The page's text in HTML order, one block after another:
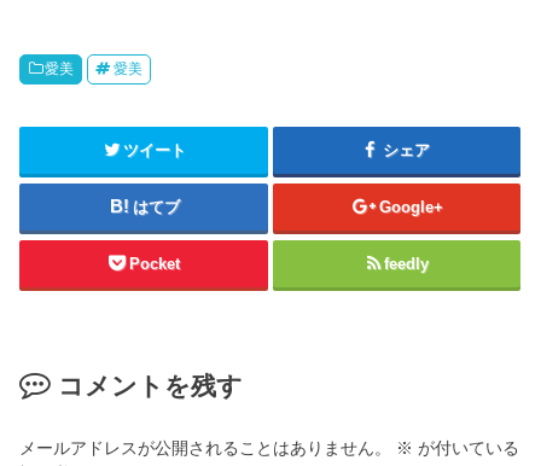
愛美 愛美
ツイート シェア
はてブ Google+
Pocket feedly
コメントを残す
メールアドレスが公開されることはありません。 ※ が付いている